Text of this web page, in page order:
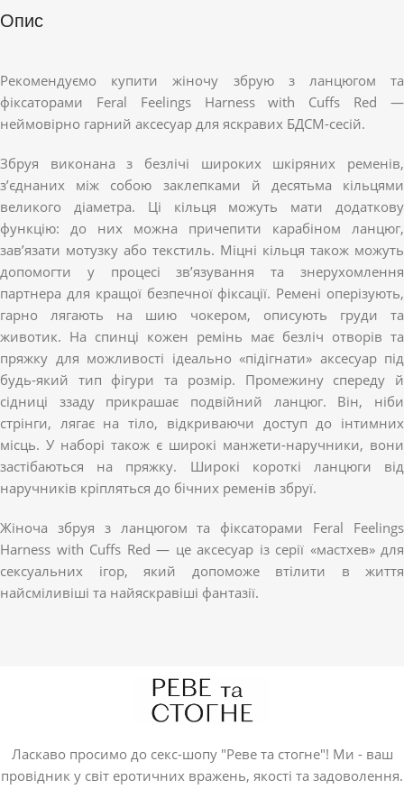
Опис
Рекомендуємо купити жіночу збрую з ланцюгом та
фіксаторами Feral Feelings Harness with Cuffs Red —
неймовірно гарний аксесуар для яскравих БДСМ-сесій.
Збруя виконана з безлічі широких шкіряних ременів,
з’єднаних між собою заклепками й десятьма кільцями
великого діаметра. Ці кільця можуть мати додаткову
функцію: до них можна причепити карабіном ланцюг,
зав’язати мотузку або текстиль. Міцні кільця також можуть
допомогти у процесі зв’язування та знерухомлення
партнера для кращої безпечної фіксації. Ремені оперізують,
гарно лягають на шию чокером, описують груди та
животик. На спинці кожен ремінь має безліч отворів та
пряжку для можливості ідеально «підігнати» аксесуар під
будь-який тип фігури та розмір. Промежину спереду й
сідниці ззаду прикрашає подвійний ланцюг. Він, ніби
стрінги, лягає на тіло, відкриваючи доступ до інтимних
місць. У наборі також є широкі манжети-наручники, вони
застібаються на пряжку. Широкі короткі ланцюги від
наручників кріпляться до бічних ременів збруї.
Жіноча збруя з ланцюгом та фіксаторами Feral Feelings
Harness with Cuffs Red — це аксесуар із серії «мастхев» для
сексуальних ігор, який допоможе втілити в життя
найсміливіші та найяскравіші фантазії.
Ласкаво просимо до секс-шопу "Реве та стогне"! Ми - ваш
провідник у світ еротичних вражень, якості та задоволення.